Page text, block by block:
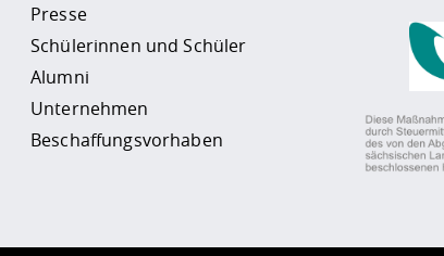
Presse
Schülerinnen und Schüler
Alumni
Unternehmen
Beschaffungsvorhaben